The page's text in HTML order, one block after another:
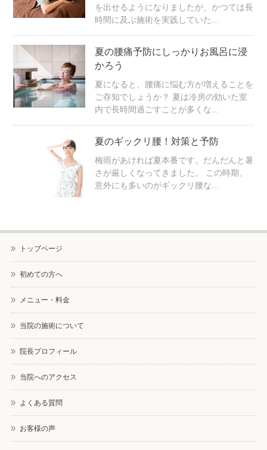
を出せるようになりましたが、かつては長
時間に及ぶ施術を実践していた...
夏の腰痛予防にしっかりお風呂に浸
かろう
夏になると、腰痛に悩む方が増えることを
ご存知でしょうか？ 夏は冷房の効いた室
内で長時間過ごすことが多くな...
夏のギックリ腰！対策と予防
梅雨があければ夏本番です。だんだんと暑
さが厳しくなってきました。 この時期、
意外にも多いのがギックリ腰な...
トップページ
初めての方へ
メニュー・料金
当院の施術について
院長プロフィール
当院へのアクセス
よくある質問
お客様の声